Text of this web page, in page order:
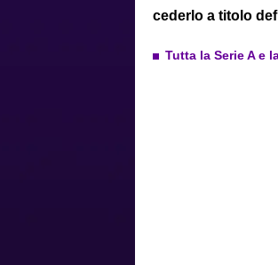
cederlo a titolo
Tutta la Serie A e